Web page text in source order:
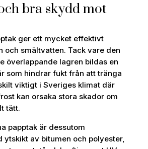
bra skydd mot
ger ett mycket effektivt
och smältvatten. Tack vare den
överlappande lagren bildas en
som hindrar fukt från att tränga
viktigt i Sveriges klimat där
kan orsaka stora skador om
tätt.
papptak är dessutom
ytskikt av bitumen och polyester,